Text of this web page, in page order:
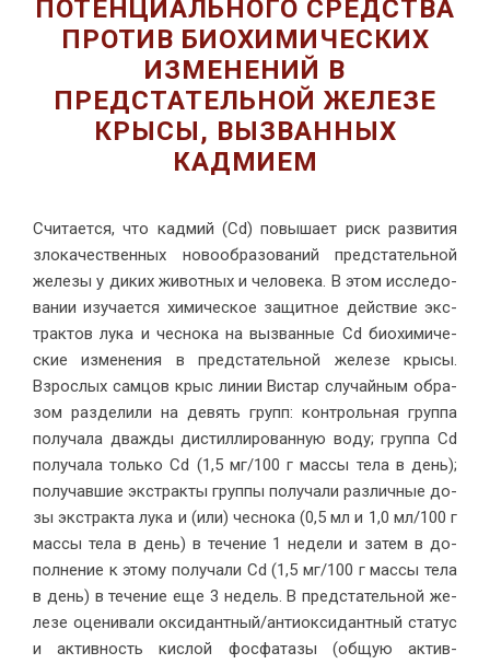
ПОТЕНЦИАЛЬНОГО СРЕДСТВА
ПРОТИВ БИОХИМИЧЕСКИХ
ИЗМЕНЕНИЙ В
ПРЕДСТАТЕЛЬНОЙ ЖЕЛЕЗЕ
КРЫСЫ, ВЫЗВАННЫХ
КАДМИЕМ
Счи­та­ет­ся, что кад­мий (Cd) по­вы­ша­ет риск раз­ви­тия
зло­ка­че­ствен­ных но­во­об­ра­зо­ва­ний пред­ста­тель­ной
же­ле­зы у ди­ких жи­вот­ных и че­ло­ве­ка. В этом ис­сле­до­
ва­нии изу­ча­ет­ся хи­ми­че­ское за­щит­ное дей­ствие экс­
трак­тов лу­ка и чес­но­ка на вы­зван­ные Cd био­хи­ми­че­
ские из­ме­не­ния в пред­ста­тель­ной же­ле­зе кры­сы.
Взрос­лых сам­цов крыс ли­нии Ви­стар слу­чай­ным об­ра­
зом раз­де­ли­ли на де­вять групп: кон­троль­ная груп­па
по­лу­ча­ла два­жды ди­стил­ли­ро­ван­ную во­ду; груп­па Cd
по­лу­ча­ла толь­ко Cd (1,5 мг/100 г мас­сы те­ла в день);
по­лу­чав­шие экс­трак­ты груп­пы по­лу­ча­ли раз­лич­ные до­
зы экс­трак­та лу­ка и (или) чес­но­ка (0,5 мл и 1,0 мл/100 г
мас­сы те­ла в день) в те­че­ние 1 не­де­ли и за­тем в до­
пол­не­ние к это­му по­лу­ча­ли Cd (1,5 мг/100 г мас­сы те­ла
в день) в те­че­ние еще 3 не­дель. В пред­ста­тель­ной же­
ле­зе оце­ни­ва­ли ок­си­дант­ный/ан­ти­ок­си­дант­ный ста­тус
и ак­тив­ность кис­лой фос­фа­та­зы (об­щую ак­тив­